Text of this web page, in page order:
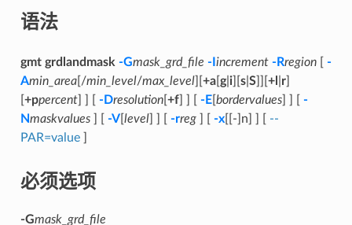
语法
gmt grdlandmask -Gmask_grd_file -I increment -Rregion[ -
Amin_area[/min_level/max_level][ +a[ g|i][ s| S]][ +l r]
+ppercent] ] [ -Dresolution[ +f] ] [ -E[ bordervalues] ] [ -
Nmaskvalues] [ -V[ level] ] [ -rreg] [ -x[[-]n] ] [ --
PAR=value]
必须选项
-Gmask_grd_file